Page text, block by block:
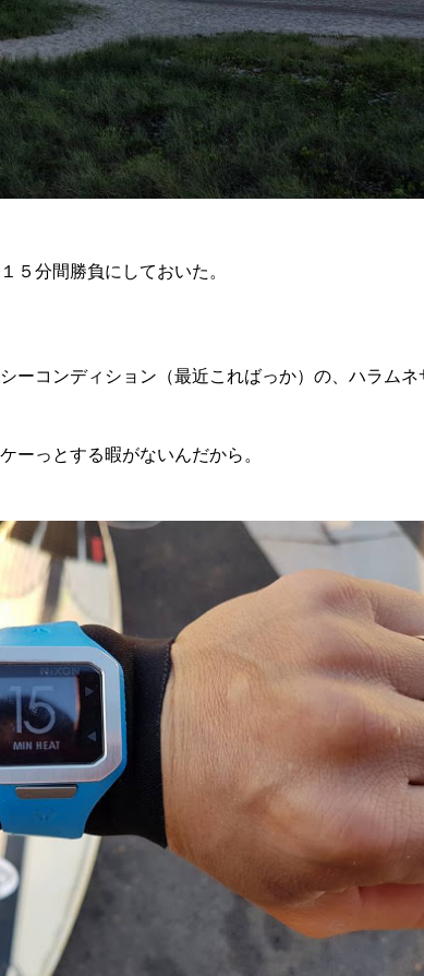
５分間勝負にしておいた。
ーコンディション（最近こればっか）の、ハラムネ
ーっとする暇がないんだから。